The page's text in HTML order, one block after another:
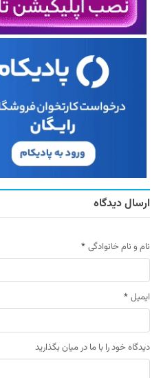
ارسال دیدگاه
نام و نام خانوادگی *
ایمیل *
دیدگاه خود را با ما در میان بگذارید